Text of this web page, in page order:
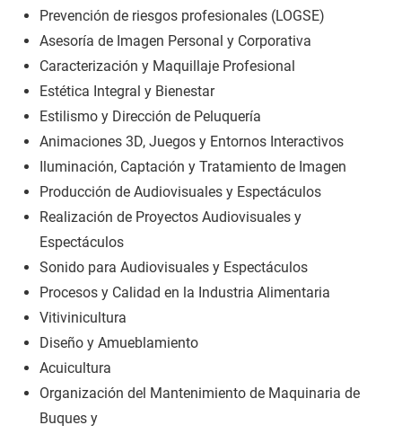
Prevención de riesgos profesionales (LOGSE)
Asesoría de Imagen Personal y Corporativa
Caracterización y Maquillaje Profesional
Estética Integral y Bienestar
Estilismo y Dirección de Peluquería
Animaciones 3D, Juegos y Entornos Interactivos
Iluminación, Captación y Tratamiento de Imagen
Producción de Audiovisuales y Espectáculos
Realización de Proyectos Audiovisuales y
Espectáculos
Sonido para Audiovisuales y Espectáculos
Procesos y Calidad en la Industria Alimentaria
Vitivinicultura
Diseño y Amueblamiento
Acuicultura
Organización del Mantenimiento de Maquinaria de
Buques y